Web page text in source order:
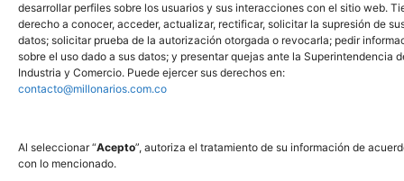
desarrollar perfiles sobre los usuarios y sus interacciones con el sitio web.
derecho a conocer, acceder, actualizar, rectificar, solicitar la supresión de
datos; solicitar prueba de la autorización otorgada o revocarla; pedir
sobre el uso dado a sus datos; y presentar quejas ante la Superintendencia
Industria y Comercio. Puede ejercer sus derechos en:
contacto@millonarios.com.co
Al seleccionar “Acepto”, autoriza el tratamiento de su información de
con lo mencionado.